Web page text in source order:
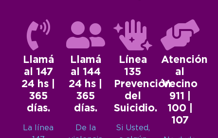
Llamá
al 147
24 hs |
365
días.
La línea
Llamá
al 144
24 hs |
365
días.
De la
Línea
135
Prevención
del
Suicidio.
Si Usted,
Atención
al
Vecino
911 |
100 |
107